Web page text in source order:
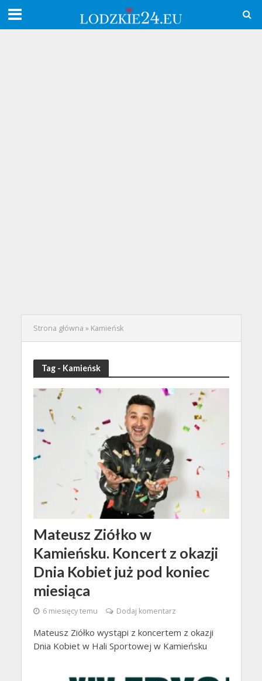
Strona główna » Kamieńsk
Tag - Kamieńsk
Mateusz Ziółko w
Kamieńsku. Koncert z okazji
Dnia Kobiet już pod koniec
miesiąca
6 miesięcy temu Dodaj komentarz
Mateusz Ziółko wystąpi z koncertem z okazji
Dnia Kobiet w Hali Sportowej w Kamieńsku